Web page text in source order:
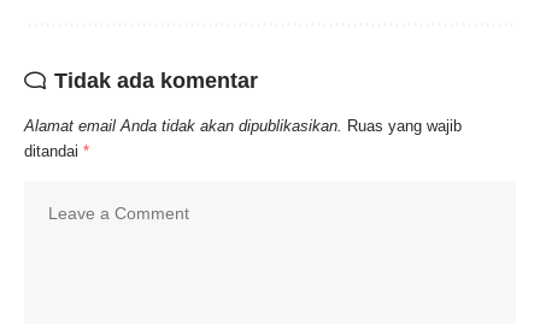
Tidak ada komentar
Alamat email Anda tidak akan dipublikasikan.
Ruas yang wajib
ditandai *